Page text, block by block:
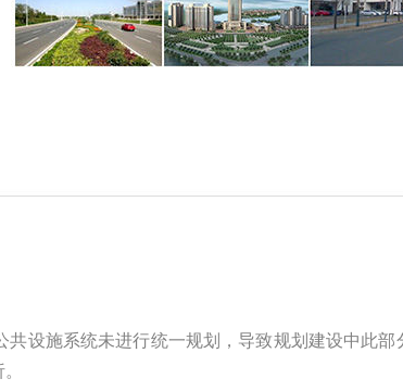
设施系统未进行统一规划，导致规划建设中此部